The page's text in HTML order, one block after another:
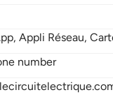
Appli Réseau,
number